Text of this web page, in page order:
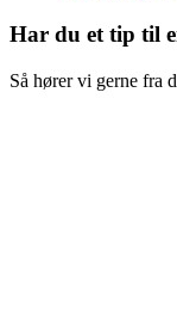
Har du et tip til
Så hører vi gerne fra